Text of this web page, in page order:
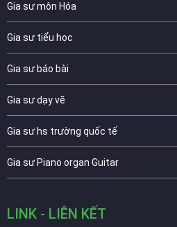
Gia sư môn Hóa
Gia sư tiểu học
Gia sư báo bài
Gia sư dạy vẽ
Gia sư hs trường quốc tế
Gia sư Piano organ Guitar
LINK - LIÊN KẾT